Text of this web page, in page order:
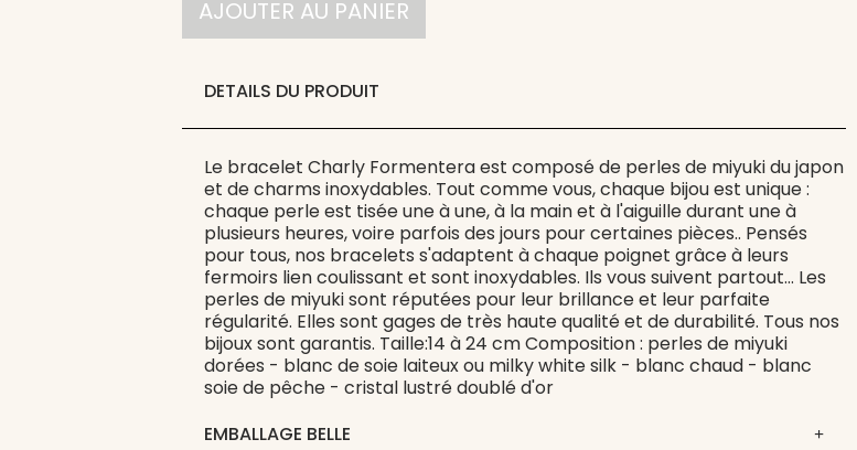
AJOUTER AU PANIER
DETAILS DU PRODUIT
Le bracelet Charly Formentera est composé de perles de miyuki du japon
et de charms inoxydables. Tout comme vous, chaque bijou est unique :
chaque perle est tisée une à une, à la main et à l'aiguille durant une à
plusieurs heures, voire parfois des jours pour certaines pièces.. Pensés
pour tous, nos bracelets s'adaptent à chaque poignet grâce à leurs
fermoirs lien coulissant et sont inoxydables. Ils vous suivent partout... Les
perles de miyuki sont réputées pour leur brillance et leur parfaite
régularité. Elles sont gages de très haute qualité et de durabilité. Tous nos
bijoux sont garantis. Taille:14 à 24 cm Composition : perles de miyuki
dorées - blanc de soie laiteux ou milky white silk - blanc chaud - blanc
soie de pêche - cristal lustré doublé d'or
EMBALLAGE BELLE